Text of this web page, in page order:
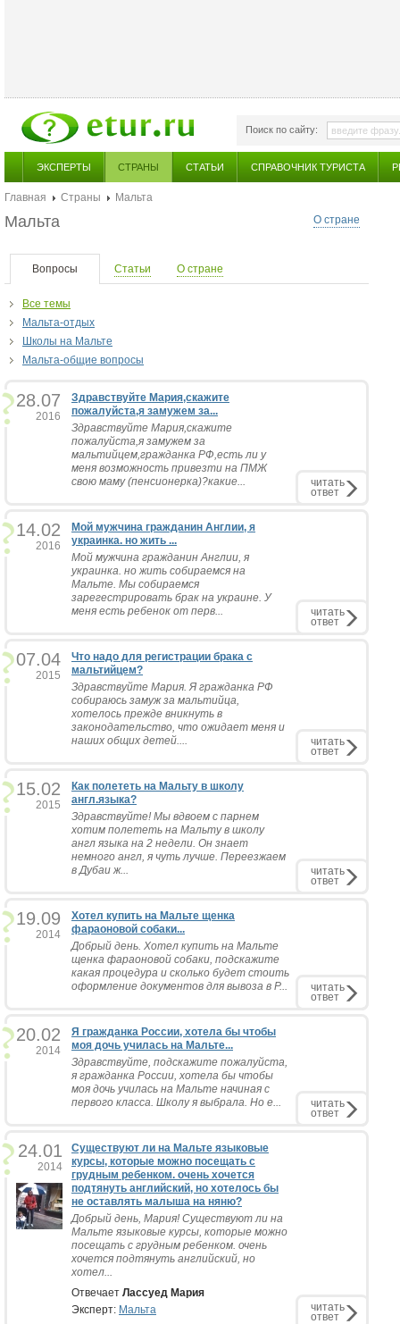
Поиск по сайту:
ЭКСПЕРТЫ СТРАНЫ СТАТЬИ СПРАВОЧНИК ТУРИСТА
Главная Страны
Мальта
О стране
Мальта
Вопросы Статьи О стране
Все темы
Мальта-отдых
Школы на Мальте
Мальта-общие вопросы
28.07
2016
Здравствуйте Мария,скажите
пожалуйста,я замужем за...
Здравствуйте Мария,скажите
пожалуйста,я замужем за
мальтийцем,гражданка РФ,есть ли у
меня возможность привезти на ПМЖ
свою маму (пенсионерка)?какие...
читать
ответ
14.02
2016
Мой мужчина гражданин Англии, я
украинка. но жить ...
Мой мужчина гражданин Англии, я
украинка. но жить собираемся на
Мальте. Мы собираемся
зарегестрировать брак на украине. У
меня есть ребенок от перв...
читать
ответ
07.04
2015
Что надо для регистрации брака с
мальтийцем?
Здравствуйте Мария. Я гражданка РФ
собираюсь замуж за мальтийца,
хотелось прежде вникнуть в
законодательство, что ожидает меня и
наших общих детей....
читать
ответ
15.02
2015
Как полететь на Мальту в школу
англ.языка?
Здравствуйте! Мы вдвоем с парнем
хотим полететь на Мальту в школу
англ языка на 2 недели. Он знает
немного англ, я чуть лучше. Переезжаем
в Дубаи ж...
читать
ответ
19.09
2014
Хотел купить на Мальте щенка
фараоновой собаки...
Добрый день. Хотел купить на Мальте
щенка фараоновой собаки, подскажите
какая процедура и сколько будет стоить
оформление документов для вывоза в Р...
читать
ответ
20.02
2014
Я гражданка России, хотела бы чтобы
моя дочь училась на Мальте...
Здравствуйте, подскажите пожалуйста,
я гражданка России, хотела бы чтобы
моя дочь училась на Мальте начиная с
первого класса. Школу я выбрала. Но е...
читать
ответ
24.01
2014
Существуют ли на Мальте языковые
курсы, которые можно посещать с
грудным ребенком. очень хочется
подтянуть английский, но хотелось бы
не оставлять малыша на няню?
Добрый день, Мария! Существуют ли на
Мальте языковые курсы, которые можно
посещать с грудным ребенком. очень
хочется подтянуть английский, но
хотел...
Отвечает Лассуед Мария
Эксперт: Мальта читать
ответ